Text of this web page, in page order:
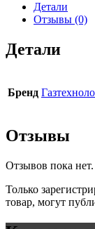
Детали
Отзывы (0)
Детали
Бренд
Отзывы
Отзывов пока нет.
Только
товар, могут